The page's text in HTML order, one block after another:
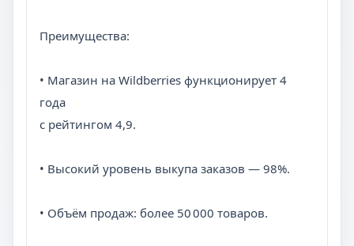
Преимущества:
• Магазин на Wildberries функционирует 4
года
с рейтингом 4,9.
• Высокий уровень выкупа заказов — 98%.
• Объём продаж: более 50 000 товаров.